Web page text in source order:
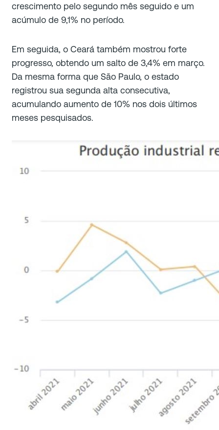
crescimento pelo segundo mês seguido e um
acúmulo de 9,1% no período.
Em seguida, o Ceará também mostrou forte
progresso, obtendo um salto de 3,4% em março.
Da mesma forma que São Paulo, o estado
registrou sua segunda alta consecutiva,
acumulando aumento de 10% nos dois últimos
meses pesquisados.